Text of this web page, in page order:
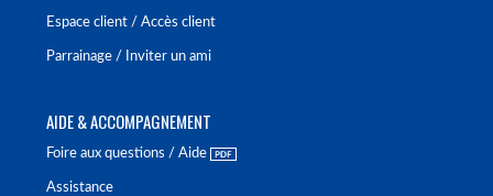
Espace client / Accès client
Parrainage / Inviter un ami
AIDE & ACCOMPAGNEMENT
Foire aux questions / Aide
Assistance